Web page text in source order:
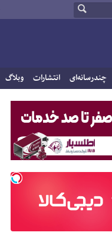
چندرسانه‌ای انتشارات وبلاگ